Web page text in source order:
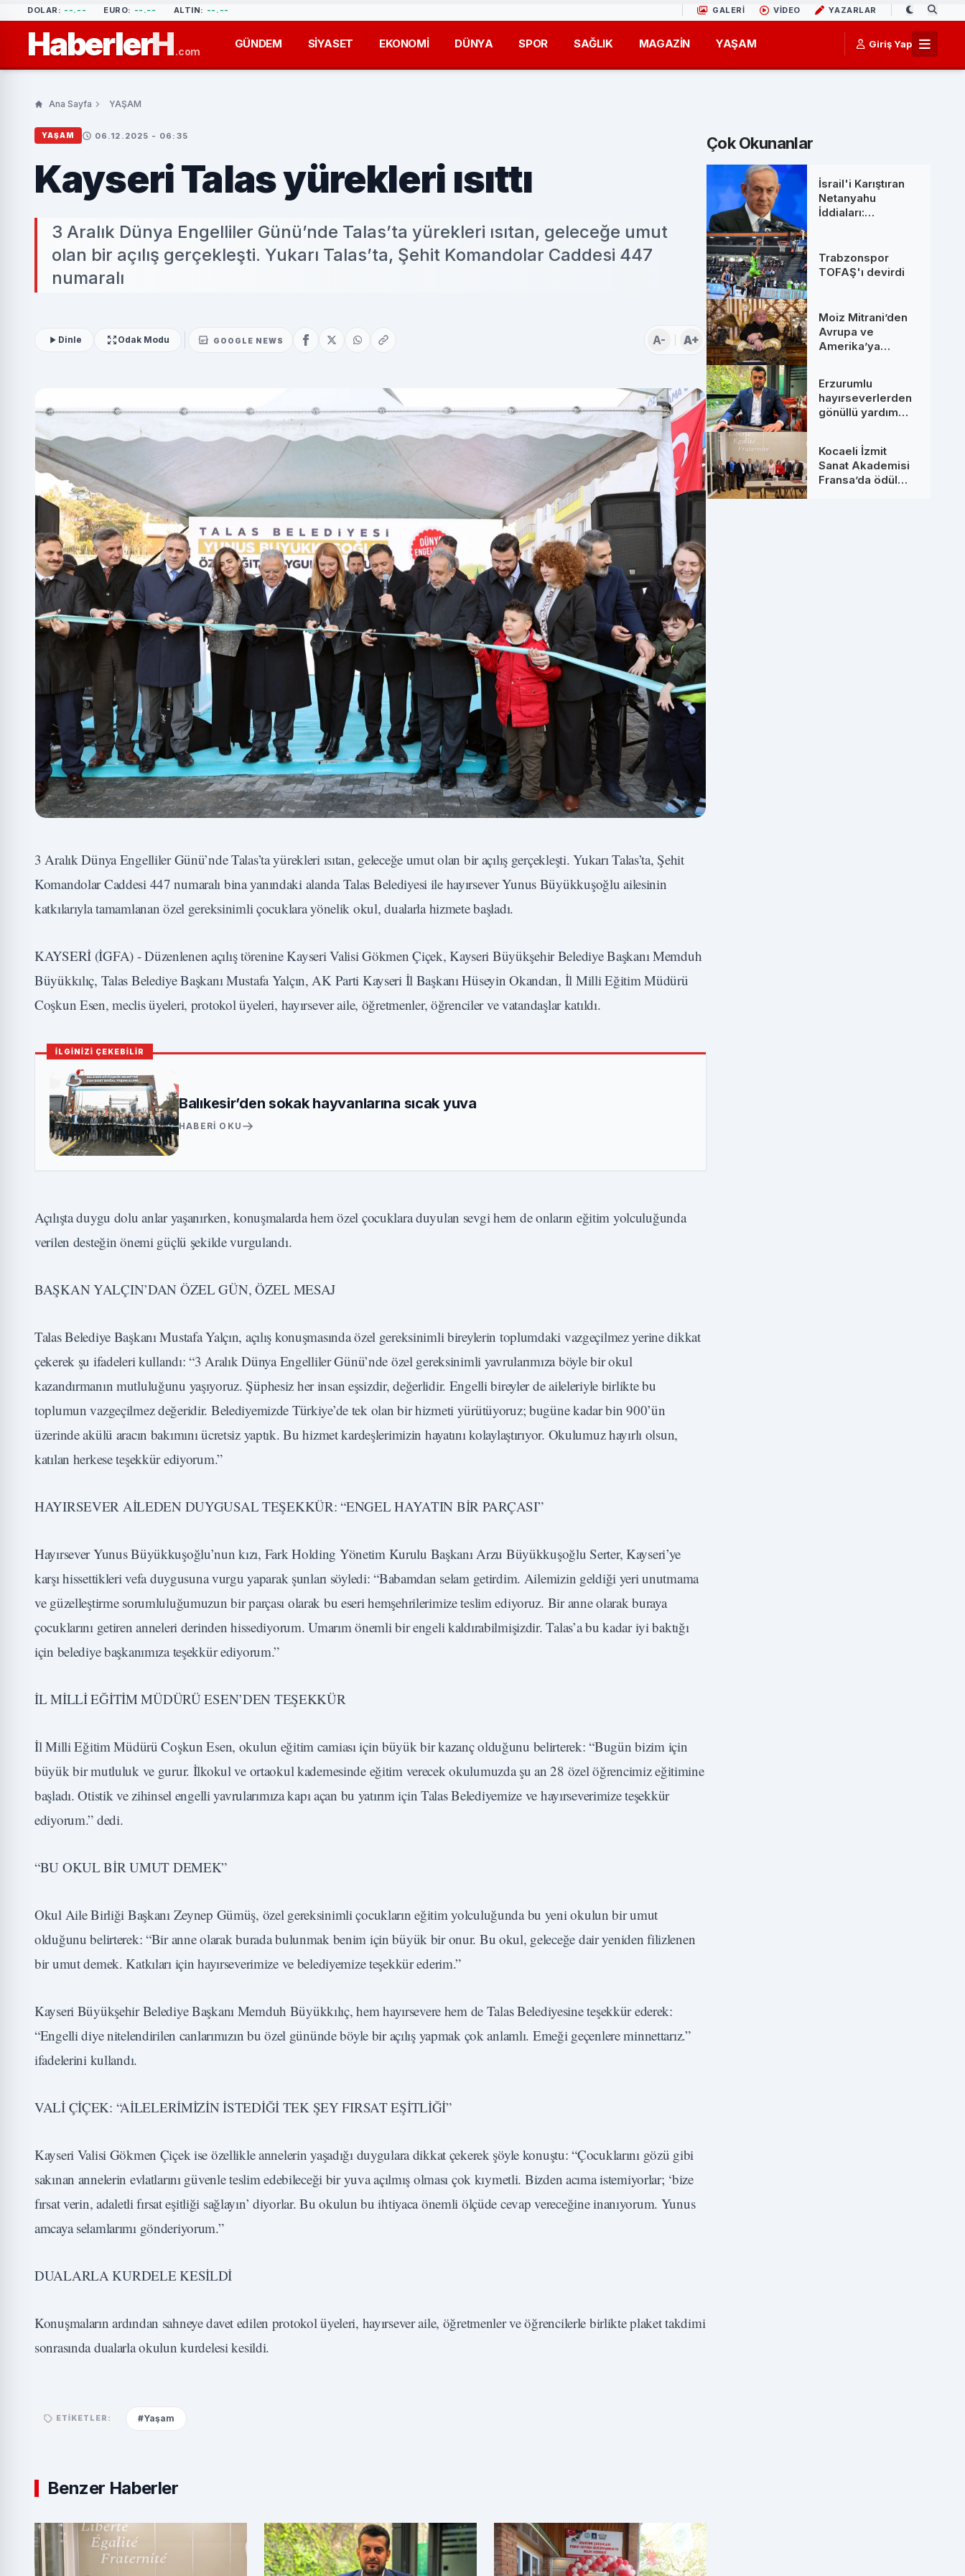
DOLAR: --.-- EURO: --.-- ALTIN: --.-- GALERİ VİDEO YAZARLAR
HaberlerH.com
GÜNDEM SİYASET EKONOMİ DÜNYA SPOR SAĞLIK MAGAZİN YAŞAM Giriş Yap
Ana Sayfa YAŞAM
YAŞAM 06.12.2025 - 06:35
Kayseri Talas yürekleri ısıttı
3 Aralık Dünya Engelliler Günü’nde Talas’ta yürekleri ısıtan, geleceğe umut
olan bir açılış gerçekleşti. Yukarı Talas’ta, Şehit Komandolar Caddesi 447
numaralı
Dinle Odak Modu GOOGLE NEWS A- A+
3 Aralık Dünya Engelliler Günü’nde Talas’ta yürekleri ısıtan, geleceğe umut olan bir açılış gerçekleşti. Yukarı Talas’ta, Şehit
Komandolar Caddesi 447 numaralı bina yanındaki alanda Talas Belediyesi ile hayırsever Yunus Büyükkuşoğlu ailesinin
katkılarıyla tamamlanan özel gereksinimli çocuklara yönelik okul, dualarla hizmete başladı.
KAYSERİ (İGFA) - Düzenlenen açılış törenine Kayseri Valisi Gökmen Çiçek, Kayseri Büyükşehir Belediye Başkanı Memduh
Büyükkılıç, Talas Belediye Başkanı Mustafa Yalçın, AK Parti Kayseri İl Başkanı Hüseyin Okandan, İl Milli Eğitim Müdürü
Coşkun Esen, meclis üyeleri, protokol üyeleri, hayırsever aile, öğretmenler, öğrenciler ve vatandaşlar katıldı.
İLGİNİZİ ÇEKEBİLİR
Balıkesir’den sokak hayvanlarına sıcak yuva
HABERI OKU
Açılışta duygu dolu anlar yaşanırken, konuşmalarda hem özel çocuklara duyulan sevgi hem de onların eğitim yolculuğunda
verilen desteğin önemi güçlü şekilde vurgulandı.
BAŞKAN YALÇIN’DAN ÖZEL GÜN, ÖZEL MESAJ
Talas Belediye Başkanı Mustafa Yalçın, açılış konuşmasında özel gereksinimli bireylerin toplumdaki vazgeçilmez yerine dikkat
çekerek şu ifadeleri kullandı: “3 Aralık Dünya Engelliler Günü’nde özel gereksinimli yavrularımıza böyle bir okul
kazandırmanın mutluluğunu yaşıyoruz. Şüphesiz her insan eşsizdir, değerlidir. Engelli bireyler de aileleriyle birlikte bu
toplumun vazgeçilmez değeridir. Belediyemizde Türkiye’de tek olan bir hizmeti yürütüyoruz; bugüne kadar bin 900’ün
üzerinde akülü aracın bakımını ücretsiz yaptık. Bu hizmet kardeşlerimizin hayatını kolaylaştırıyor. Okulumuz hayırlı olsun,
katılan herkese teşekkür ediyorum.”
HAYIRSEVER AİLEDEN DUYGUSAL TEŞEKKÜR: “ENGEL HAYATIN BİR PARÇASI”
Hayırsever Yunus Büyükkuşoğlu’nun kızı, Fark Holding Yönetim Kurulu Başkanı Arzu Büyükkuşoğlu Serter, Kayseri’ye
karşı hissettikleri vefa duygusuna vurgu yaparak şunları söyledi: “Babamdan selam getirdim. Ailemizin geldiği yeri unutmama
ve güzelleştirme sorumluluğumuzun bir parçası olarak bu eseri hemşehrilerimize teslim ediyoruz. Bir anne olarak buraya
çocuklarını getiren anneleri derinden hissediyorum. Umarım önemli bir engeli kaldırabilmişizdir. Talas’a bu kadar iyi baktığı
için belediye başkanımıza teşekkür ediyorum.”
İL MİLLİ EĞİTİM MÜDÜRÜ ESEN’DEN TEŞEKKÜR
İl Milli Eğitim Müdürü Coşkun Esen, okulun eğitim camiası için büyük bir kazanç olduğunu belirterek: “Bugün bizim için
büyük bir mutluluk ve gurur. İlkokul ve ortaokul kademesinde eğitim verecek okulumuzda şu an 28 özel öğrencimiz eğitimine
başladı. Otistik ve zihinsel engelli yavrularımıza kapı açan bu yatırım için Talas Belediyemize ve hayırseverimize teşekkür
ediyorum.” dedi.
“BU OKUL BİR UMUT DEMEK”
Okul Aile Birliği Başkanı Zeynep Gümüş, özel gereksinimli çocukların eğitim yolculuğunda bu yeni okulun bir umut
olduğunu belirterek: “Bir anne olarak burada bulunmak benim için büyük bir onur. Bu okul, geleceğe dair yeniden filizlenen
bir umut demek. Katkıları için hayırseverimize ve belediyemize teşekkür ederim.”
Kayseri Büyükşehir Belediye Başkanı Memduh Büyükkılıç, hem hayırsevere hem de Talas Belediyesine teşekkür ederek:
“Engelli diye nitelendirilen canlarımızın bu özel gününde böyle bir açılış yapmak çok anlamlı. Emeği geçenlere minnettarız.”
ifadelerini kullandı.
VALİ ÇİÇEK: “AİLELERİMİZİN İSTEDİĞİ TEK ŞEY FIRSAT EŞİTLİĞİ”
Kayseri Valisi Gökmen Çiçek ise özellikle annelerin yaşadığı duygulara dikkat çekerek şöyle konuştu: “Çocuklarını gözü gibi
sakınan annelerin evlatlarını güvenle teslim edebileceği bir yuva açılmış olması çok kıymetli. Bizden acıma istemiyorlar; ‘bize
fırsat verin, adaletli fırsat eşitliği sağlayın’ diyorlar. Bu okulun bu ihtiyaca önemli ölçüde cevap vereceğine inanıyorum. Yunus
amcaya selamlarımı gönderiyorum.”
DUALARLA KURDELE KESİLDİ
Konuşmaların ardından sahneye davet edilen protokol üyeleri, hayırsever aile, öğretmenler ve öğrencilerle birlikte plaket takdimi
sonrasında dualarla okulun kurdelesi kesildi.
ETIKETLER: #Yaşam
Benzer Haberler
Çok Okunanlar
İsrail'i Karıştıran
Netanyahu
İddiaları:
Söylentilerine Net
Yanıt
Trabzonspor
TOFAŞ'ı devirdi
Moiz Mitrani’den
Avrupa ve
Amerika’ya
Ortaklarıyla
Zirveye Çıkıyor
Erzurumlu
hayırseverlerden
gönüllü yardım
Kocaeli İzmit
Sanat Akademisi
Fransa’da ödül